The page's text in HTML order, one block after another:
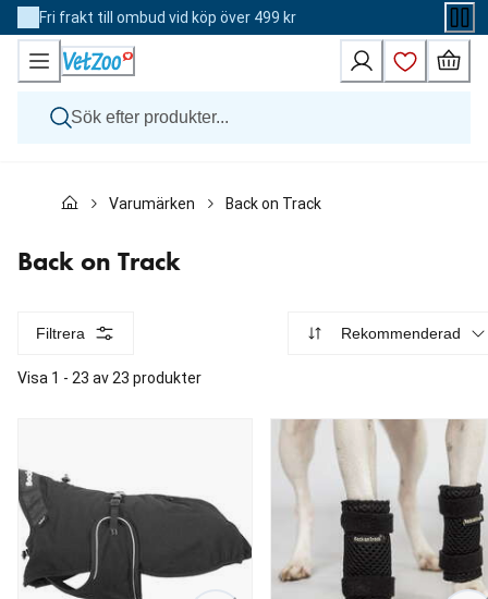
Skip
to
Content
Fri frakt till ombud vid köp över 499 kr
Katt
Veterinärfoder
Varumärken
Varumärken Back on Track
Back on Track
Filtrera Rekommenderad
Visa 1 - 23 av 23 produkter